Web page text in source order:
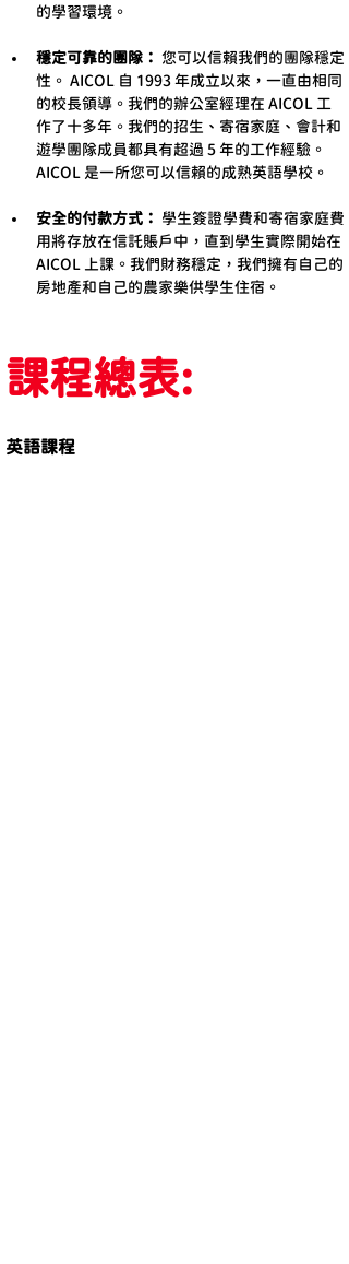
的學習環境。
穩定可靠的團隊： 您可以信賴我們的團隊穩定
性。 AICOL 自 1993 年成立以來，一直由相同
的校長領導。我們的辦公室經理在 AICOL 工
作了十多年。我們的招生、寄宿家庭、會計和
遊學團隊成員都具有超過 5 年的工作經驗。
AICOL 是一所您可以信賴的成熟英語學校。
安全的付款方式：
學生簽證學費和寄宿家庭費
用將存放在信託賬戶中，直到學生實際開始在
AICOL 上課。我們財務穩定，我們擁有自己的
房地產和自己的農家樂供學生住宿。
課程總表:
英語課程